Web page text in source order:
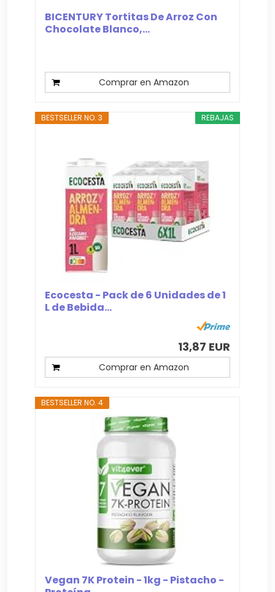
BICENTURY Tortitas De Arroz Con
Chocolate Blanco,...
Comprar en Amazon
REBAJAS
BESTSELLER NO. 3
Ecocesta - Pack de 6 Unidades de 1
L de Bebida...
13,87 EUR
Comprar en Amazon
BESTSELLER NO. 4
Vegan 7K Protein - 1kg - Pistacho -